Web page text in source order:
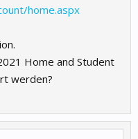
home.aspx
Home and Student
werden?